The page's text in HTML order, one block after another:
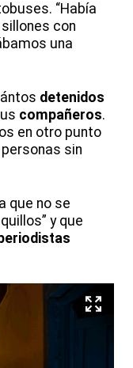
“Había
con
una
detenidos
compañeros.
en otro punto
sin
que no se
y que